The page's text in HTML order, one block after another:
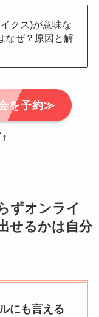
クス)が意味な
なぜ？原因と解
を予約≫
↑
ずオンライ
せるかは自分
にも言える